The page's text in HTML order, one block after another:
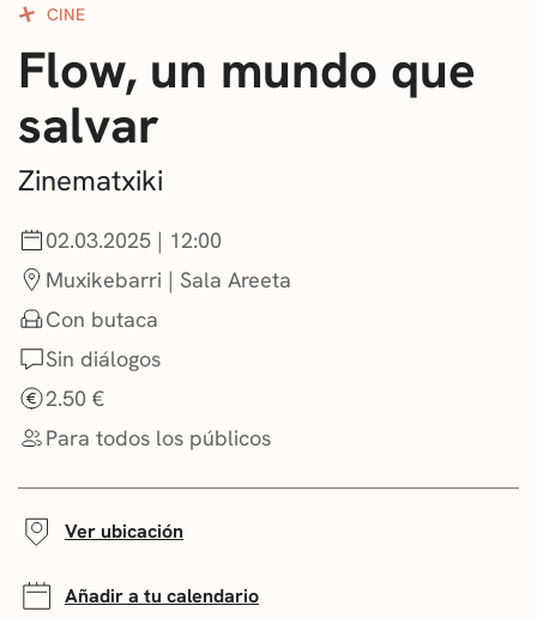
NOTICIAS
GETXO KULTURA
ASOCIACIONES CULTURALES
CINE
Flow, un mundo que
salvar
Zinematxiki
02.03.2025 | 12:00
Muxikebarri | Sala Areeta
Con butaca
Sin diálogos
2.50 €
Para todos los públicos
Ver ubicación
Añadir a tu calendario